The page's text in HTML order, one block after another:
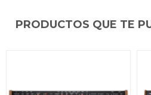
PRODUCTOS QUE TE